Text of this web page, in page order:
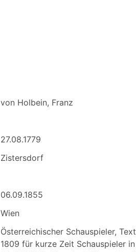
von Holbein, Franz
27.08.1779
Zistersdorf
06.09.1855
Wien
Österreichischer Schauspieler,
1809 für kurze Zeit Schauspieler